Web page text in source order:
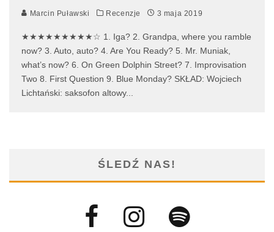
Marcin Puławski Recenzje 3 maja 2019
★★★★★★★★★☆ 1. Iga? 2. Grandpa, where you ramble
now? 3. Auto, auto? 4. Are You Ready? 5. Mr. Muniak,
what’s now? 6. On Green Dolphin Street? 7. Improvisation
Two 8. First Question 9. Blue Monday? SKŁAD: Wojciech
Lichtański: saksofon altowy...
ŚLEDŹ NAS!